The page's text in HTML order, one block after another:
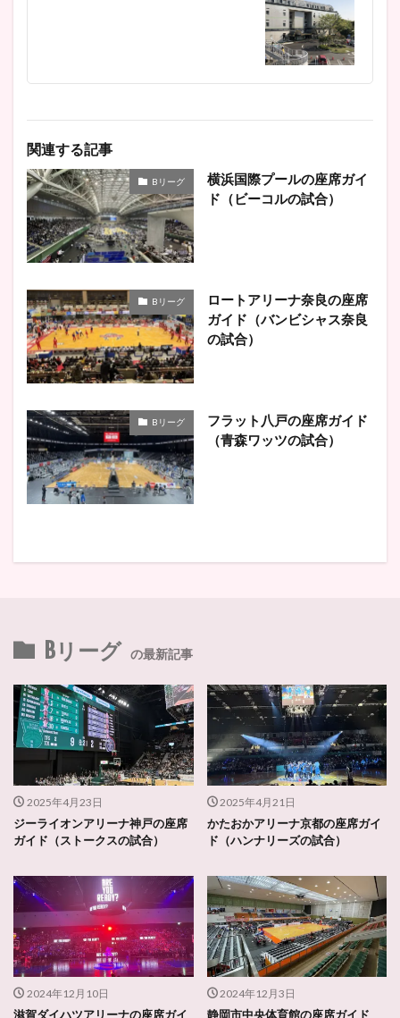
関連する記事
Bリーグ
横浜国際プールの座席ガイ
ド（ビーコルの試合）
Bリーグ
ロートアリーナ奈良の座席
ガイド（バンビシャス奈良
の試合）
Bリーグ
フラット八戸の座席ガイド
（青森ワッツの試合）
Bリーグ の最新記事
2025年4月23日
ジーライオンアリーナ神戸の座席
ガイド（ストークスの試合）
2025年4月21日
かたおかアリーナ京都の座席ガイ
ド（ハンナリーズの試合）
2024年12月10日
滋賀ダイハツアリーナの座席ガイ
2024年12月3日
静岡市中央体育館の座席ガイド